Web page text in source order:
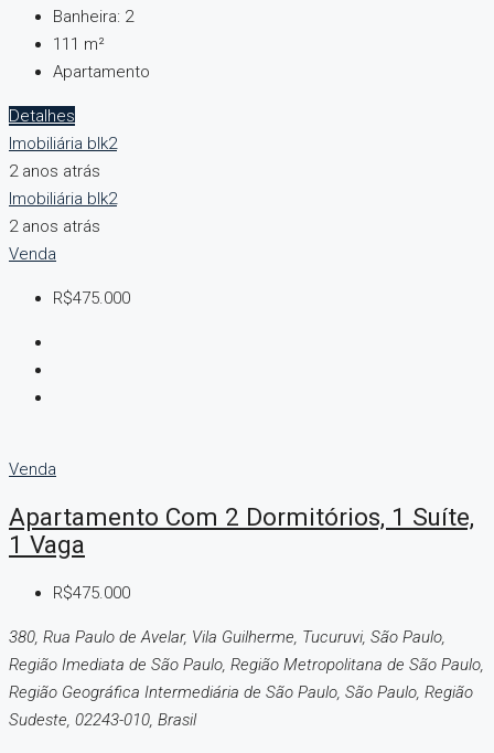
Banheira: 2
111 m²
Apartamento
Detalhes
Imobiliária blk2
2 anos atrás
Imobiliária blk2
2 anos atrás
Venda
R$475.000
Venda
Apartamento Com 2 Dormitórios, 1 Suíte,
1 Vaga
R$475.000
380, Rua Paulo de Avelar, Vila Guilherme, Tucuruvi, São Paulo,
Região Imediata de São Paulo, Região Metropolitana de São Paulo,
Região Geográfica Intermediária de São Paulo, São Paulo, Região
Sudeste, 02243-010, Brasil